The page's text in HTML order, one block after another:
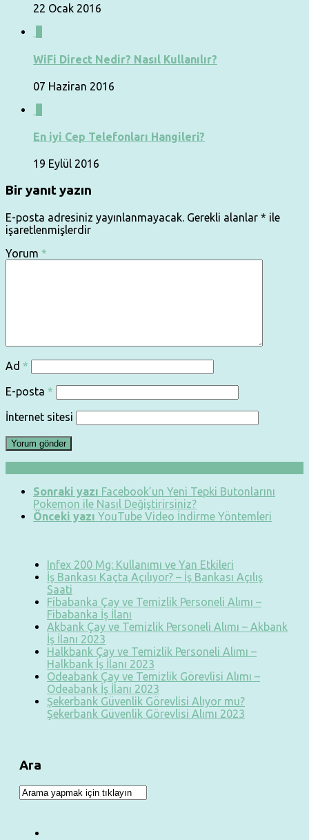
22 Ocak 2016
WiFi Direct Nedir? Nasıl Kullanılır?
07 Haziran 2016
En iyi Cep Telefonları Hangileri?
19 Eylül 2016
Bir yanıt yazın
E-posta adresiniz yayınlanmayacak. Gerekli alanlar * ile
işaretlenmişlerdir
Yorum *
Ad *
E-posta *
İnternet sitesi
Sonraki yazı Facebook’un Yeni Tepki Butonlarını
Pokemon ile Nasıl Değiştirirsiniz?
Önceki yazı YouTube Video İndirme Yöntemleri
Infex 200 Mg: Kullanımı ve Yan Etkileri
İş Bankası Kaçta Açılıyor? – İş Bankası Açılış
Saati
Fibabanka Çay ve Temizlik Personeli Alımı –
Fibabanka İş İlanı
Akbank Çay ve Temizlik Personeli Alımı – Akbank
İş İlanı 2023
Halkbank Çay ve Temizlik Personeli Alımı –
Halkbank İş İlanı 2023
Odeabank Çay ve Temizlik Görevlisi Alımı –
Odeabank İş İlanı 2023
Şekerbank Güvenlik Görevlisi Alıyor mu?
Şekerbank Güvenlik Görevlisi Alımı 2023
Ara